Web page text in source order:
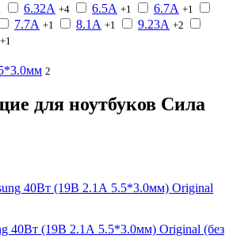
6.32А +4 6.5А +1 6.7А +1
7.7А +1 8.1А +1 9.23А +2
+1
2
для ноутбуков Сила
40Вт (19В 2.1А 5.5*3.0мм) Original (без